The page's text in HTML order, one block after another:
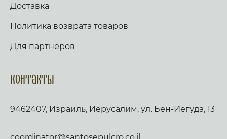
Доставка
Политика возврата товаров
Для партнеров
Контакты
9462407, Израиль, Иерусалим, ул. Бен-Иегуда, 13